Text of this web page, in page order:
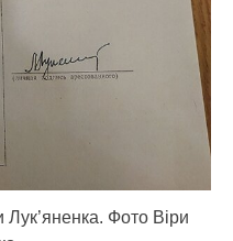
Лук’яненка. Фото Віри